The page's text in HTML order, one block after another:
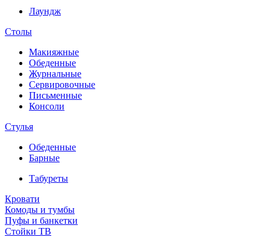
Лаундж
Столы
Макияжные
Обеденные
Журнальные
Сервировочные
Письменные
Консоли
Стулья
Обеденные
Барные
Табуреты
Кровати
Комоды и тумбы
Пуфы и банкетки
Стойки ТВ